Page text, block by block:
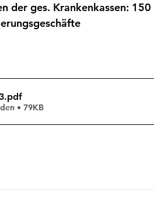
der ges. Krankenkassen:
.pdf
• 79KB